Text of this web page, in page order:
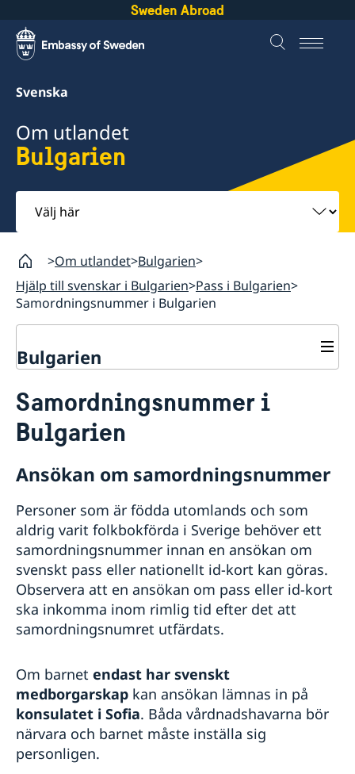
Sweden Abroad
Svenska
Om utlandet
Bulgarien
Välj
här
Om utlandet Bulgarien
Hjälp till svenskar i Bulgarien Pass i Bulgarien
Samordningsnummer i Bulgarien
Bulgarien
Hjälp till svenskar i Bulgarien
Rösta i Bulgarien
Pass i Bulgarien
Samordningsnummer i Bulgarien
Gifta sig i Bulgarien
Reseinformation
Ambassadens reseinformation
Allmänna säkerhetsläget
Terrorism
Naturförhållanden och katastrofer
In- och utresebestämmelser
Försäkringsskydd
Lokala lagar och sedvänjor
Kriminalitet och personlig säkerhet
Trafiksäkerhet
Övrigt
Service för svenska företag i Bulgarien
Samordningsnummer i
Bulgarien
Ansökan om samordningsnummer
Personer som är födda utomlands och som
aldrig varit folkbokförda i Sverige behöver ett
samordningsnummer innan en ansökan om
svenskt pass eller nationellt id-kort kan göras.
Observera att en ansökan om pass eller id-kort
ska inkomma inom rimlig tid efter det att
samordningsnumret utfärdats.
Om barnet endast har svenskt
medborgarskap kan ansökan lämnas in på
konsulatet i Sofia. Båda vårdnadshavarna bör
närvara och barnet måste inställa sig
personligen.